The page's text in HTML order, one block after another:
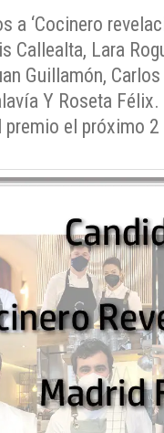
a ‘Cocinero
Callealta, Lara
Guillamón,
Y Roseta
premio el próximo 2